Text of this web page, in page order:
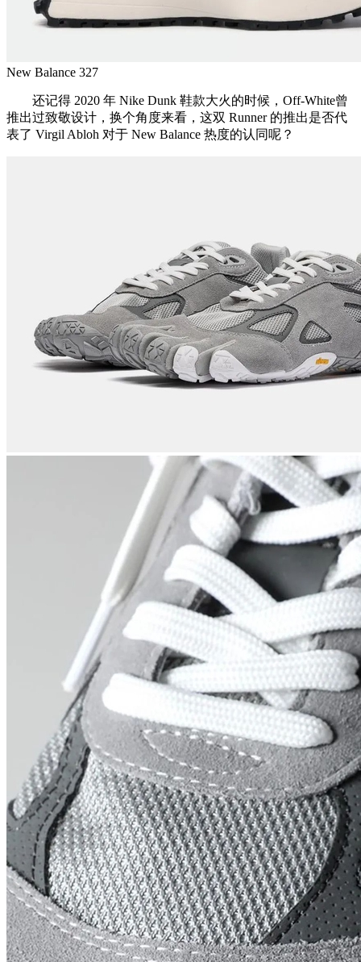
New Balance 327
还记得 2020 年 Nike Dunk 鞋款大火的时候，Off-White曾
推出过致敬设计，换个角度来看，这双 Runner 的推出是否代
表了 Virgil Abloh 对于 New Balance 热度的认同呢？